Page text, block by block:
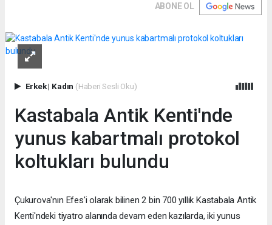
ABONE OL
Erkek| Kadın (Haberi Sesli Oku)
Kastabala Antik Kenti'nde
yunus kabartmalı protokol
koltukları bulundu
Çukurova'nın Efes'i olarak bilinen 2 bin 700 yıllık Kastabala Antik
Kenti'ndeki tiyatro alanında devam eden kazılarda, iki yunus